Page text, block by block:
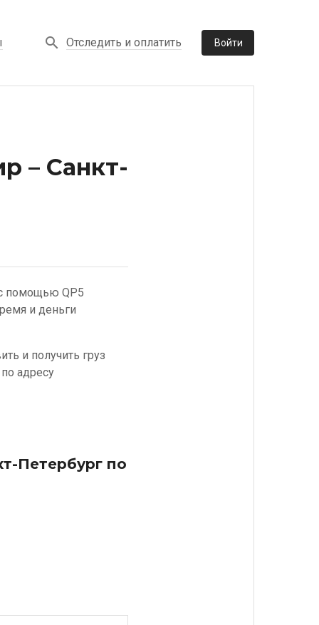
Отследить и оплатить Войти
– Санкт-
с помощью QP5
и деньги
и получить груз
адресу
Петербург по